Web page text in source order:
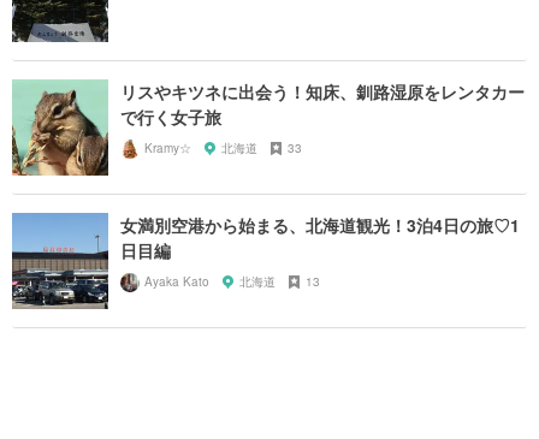
リスやキツネに出会う！知床、釧路湿原をレンタカー
で行く女子旅
Kramy☆ 北海道 33
女満別空港から始まる、北海道観光！3泊4日の旅♡1
日目編
Ayaka Kato 北海道 13